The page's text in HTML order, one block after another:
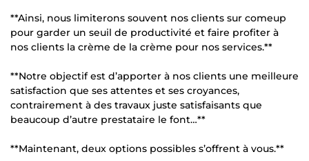
**Ainsi, nous limiterons souvent nos clients sur comeup
pour garder un seuil de productivité et faire profiter à
nos clients la crème de la crème pour nos services.**
**Notre objectif est d’apporter à nos clients une meilleure
satisfaction que ses attentes et ses croyances,
contrairement à des travaux juste satisfaisants que
beaucoup d’autre prestataire le font…**
**Maintenant, deux options possibles s’offrent à vous.**